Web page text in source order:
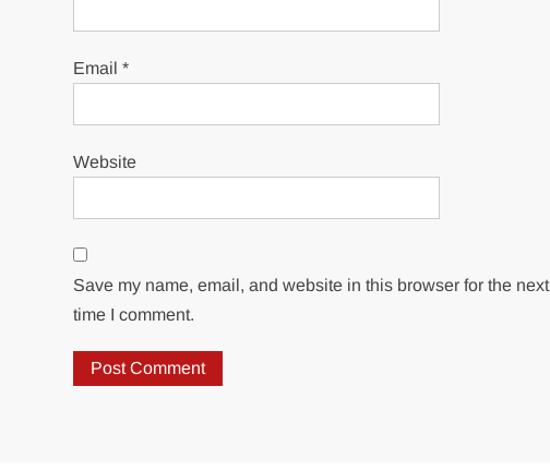
Email*
Website
Save my name, email, and website in this browser for the next
time I comment.